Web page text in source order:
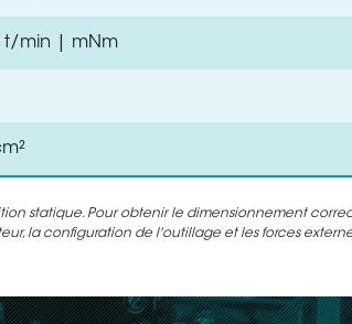
t/min | mNm
statique. Pour obtenir le dimensionnement
la configuration de l'outillage et les forces